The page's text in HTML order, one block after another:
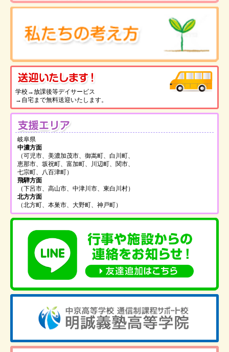
学校→放課後等デイサービス
→自宅まで無料送迎いたします。
岐阜県
中濃方面
（可児市、美濃加茂市、御嵩町、白川町、
恵那市、坂祝町、富加町、川辺町、関市、
七宗町、八百津町）
飛騨方面
（下呂市、高山市、中津川市、東白川村）
北方方面
（北方町、本巣市、大野町、神戸町）